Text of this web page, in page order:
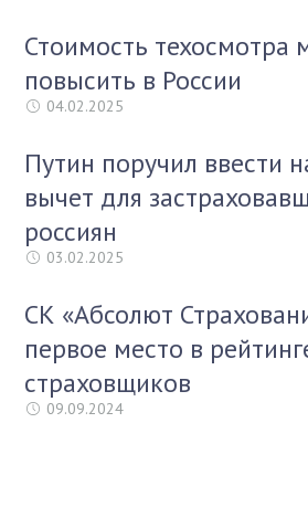
Стоимость техосмотра
повысить в России
04.02.2025
Путин поручил ввести
вычет для
россиян
03.02.2025
СК «Абсолют
первое место в
страховщиков
09.09.2024